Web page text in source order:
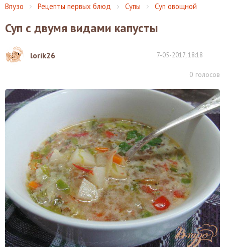
Впузо Рецепты первых блюд Супы Суп овощной
Суп с двумя видами капусты
lorik26 7-05-2017, 18:18
0 голосов